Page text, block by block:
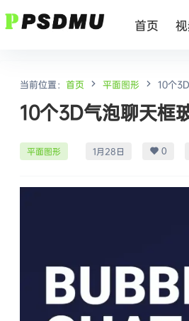
首页
当前位置： 首页 平面图形 10个
10个3D气泡聊天框
平面图形 1月28日 0